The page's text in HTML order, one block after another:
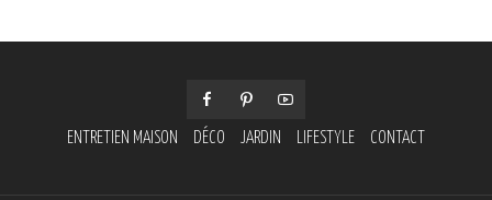
ENTRETIEN MAISON DÉCO JARDIN LIFESTYLE CONTACT